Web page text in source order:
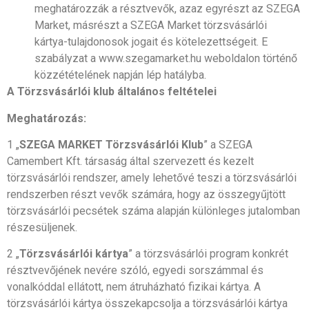
meghatározzák a résztvevők, azaz egyrészt az SZEGA
Market, másrészt a SZEGA Market törzsvásárlói
kártya-tulajdonosok jogait és kötelezettségeit. E
szabályzat a www.szegamarket.hu weboldalon történő
közzétételének napján lép hatályba.
A Törzsvásárlói klub általános feltételei
Meghatározás:
1 „SZEGA MARKET Törzsvásárlói Klub” a SZEGA
Camembert Kft. társaság által szervezett és kezelt
törzsvásárlói rendszer, amely lehetővé teszi a törzsvásárlói
rendszerben részt vevők számára, hogy az összegyűjtött
törzsvásárlói pecsétek száma alapján különleges jutalomban
részesüljenek.
2 „Törzsvásárlói kártya” a törzsvásárlói program konkrét
résztvevőjének nevére szóló, egyedi sorszámmal és
vonalkóddal ellátott, nem átruházható fizikai kártya. A
törzsvásárlói kártya összekapcsolja a törzsvásárlói kártya